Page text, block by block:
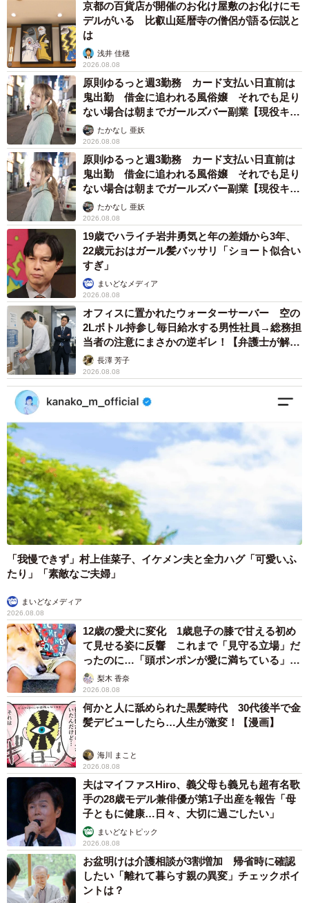
京都の百貨店が開催のお化け屋敷のお化けにモ
デルがいる 比叡山延暦寺の僧侶が語る伝説と
は
浅井 佳穂
2026.08.08
原則ゆるっと週3勤務 カード支払い日直前は
鬼出勤 借金に追われる風俗嬢 それでも足り
ない場合は朝までガールズバー副業【現役キャ
ストに取材】
たかなし 亜妖
2026.08.08
原則ゆるっと週3勤務 カード支払い日直前は
鬼出勤 借金に追われる風俗嬢 それでも足り
ない場合は朝までガールズバー副業【現役キャ
ストに取材】
たかなし 亜妖
2026.08.08
19歳でハライチ岩井勇気と年の差婚から3年、
22歳元おはガール髪バッサリ「ショート似合い
すぎ」
まいどなメディア
2026.08.08
オフィスに置かれたウォーターサーバー 空の
2Lボトル持参し毎日給水する男性社員→総務担
当者の注意にまさかの逆ギレ！【弁護士が解
説】長澤 芳子
2026.08.08
「我慢できず」村上佳菜子、イケメン夫と全力ハグ「可愛いふ
たり」「素敵なご夫婦」
まいどなメディア
2026.08.08
12歳の愛犬に変化 1歳息子の膝で甘える初め
て見せる姿に反響 これまで「見守る立場」だ
ったのに…「頭ポンポンが愛に満ちている」
「尊…」
梨木 香奈
2026.08.08
何かと人に舐められた黒髪時代 30代後半で金
髪デビューしたら…人生が激変！【漫画】
海川 まこと
2026.08.08
夫はマイファスHiro、義父母も義兄も超有名歌
手の28歳モデル兼俳優が第1子出産を報告「母
子ともに健康…日々、大切に過ごしたい」
まいどなトピック
2026.08.08
お盆明けは介護相談が3割増加 帰省時に確認
したい「離れて暮らす親の異変」チェックポイ
ントは？